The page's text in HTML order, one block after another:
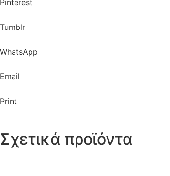
Pinterest
Tumblr
WhatsApp
Email
Print
Σχετικά προϊόντα